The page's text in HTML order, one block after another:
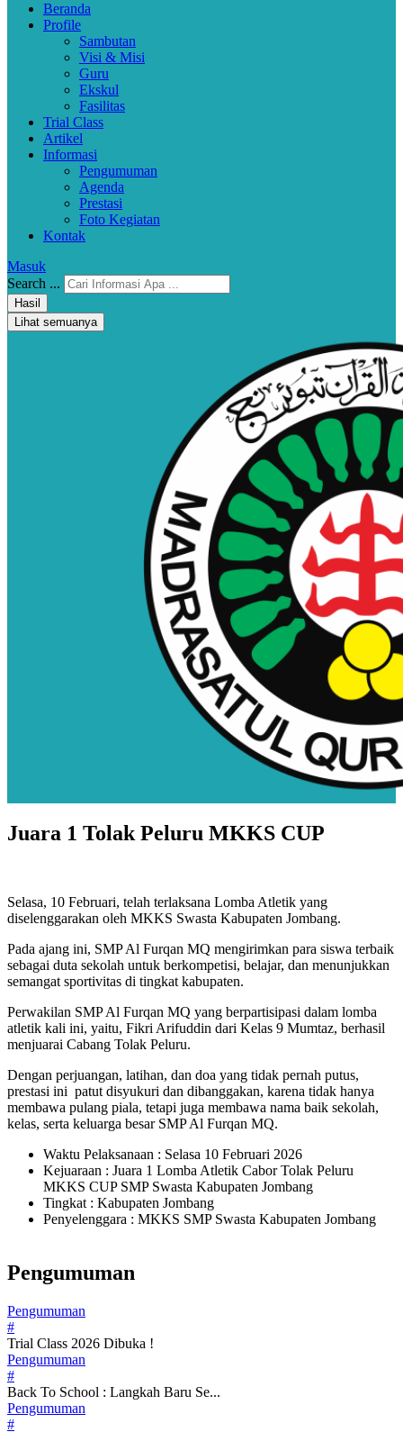
Beranda
Profile
Sambutan
Visi & Misi
Guru
Ekskul
Fasilitas
Trial Class
Artikel
Informasi
Pengumuman
Agenda
Prestasi
Foto Kegiatan
Kontak
Masuk
Search ...
Hasil
Lihat semuanya
Juara 1 Tolak Peluru MKKS CUP
Selasa, 10 Februari, telah terlaksana Lomba Atletik yang
diselenggarakan oleh MKKS Swasta Kabupaten Jombang.
Pada ajang ini, SMP Al Furqan MQ mengirimkan para siswa terbaik
sebagai duta sekolah untuk berkompetisi, belajar, dan menunjukkan
semangat sportivitas di tingkat kabupaten.
Perwakilan SMP Al Furqan MQ yang berpartisipasi dalam lomba
atletik kali ini, yaitu, Fikri Arifuddin dari Kelas 9 Mumtaz, berhasil
menjuarai Cabang Tolak Peluru.
Dengan perjuangan, latihan, dan doa yang tidak pernah putus,
prestasi ini patut disyukuri dan dibanggakan, karena tidak hanya
membawa pulang piala, tetapi juga membawa nama baik sekolah,
kelas, serta keluarga besar SMP Al Furqan MQ.
Waktu Pelaksanaan : Selasa 10 Februari 2026
Kejuaraan : Juara 1 Lomba Atletik Cabor Tolak Peluru
MKKS CUP SMP Swasta Kabupaten Jombang
Tingkat : Kabupaten Jombang
Penyelenggara : MKKS SMP Swasta Kabupaten Jombang
Pengumuman
Pengumuman
#
Trial Class 2026 Dibuka !
Pengumuman
#
Back To School : Langkah Baru Se...
Pengumuman
#